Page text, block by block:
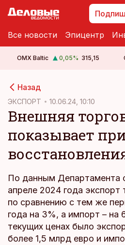
Все новости Эпицентр
OMX Baltic 0,05% 315,15
Назад
ЭКСПОРТ 10.06.24, 10:10
Внешняя
показывает
По данным Департамента
апреле 2024 года экспорт
по сравнению с тем же
года на 3%, а импорт – на
текущих ценах было
более 1,5 млрд евро и